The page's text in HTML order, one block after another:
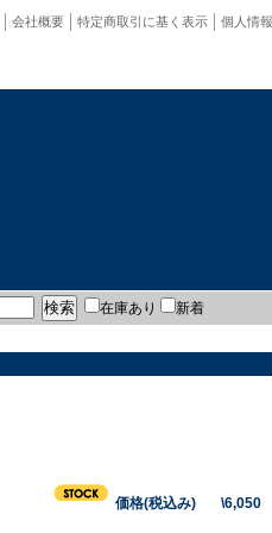
個人情
特定商取引に基く表示
会社概要
在庫あり 新着
価格(税込み) \6,050